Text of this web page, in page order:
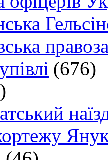
(676)